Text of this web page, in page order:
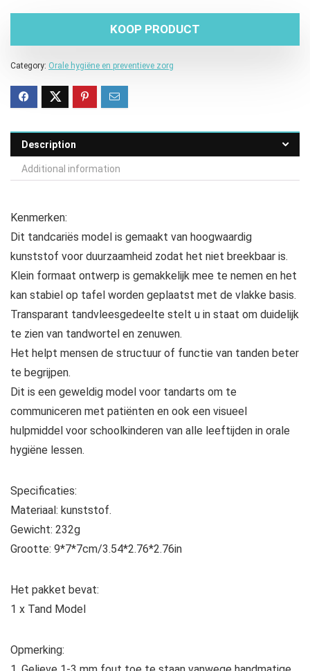
KOOP PRODUCT
Category: Orale hygiëne en preventieve zorg
Description
Additional information
Kenmerken:
Dit tandcariës model is gemaakt van hoogwaardig
kunststof voor duurzaamheid zodat het niet breekbaar is.
Klein formaat ontwerp is gemakkelijk mee te nemen en het
kan stabiel op tafel worden geplaatst met de vlakke basis.
Transparant tandvleesgedeelte stelt u in staat om duidelijk
te zien van tandwortel en zenuwen.
Het helpt mensen de structuur of functie van tanden beter
te begrijpen.
Dit is een geweldig model voor tandarts om te
communiceren met patiënten en ook een visueel
hulpmiddel voor schoolkinderen van alle leeftijden in orale
hygiëne lessen.
Specificaties:
Materiaal: kunststof.
Gewicht: 232g
Grootte: 9*7*7cm/3.54*2.76*2.76in
Het pakket bevat:
1 x Tand Model
Opmerking: